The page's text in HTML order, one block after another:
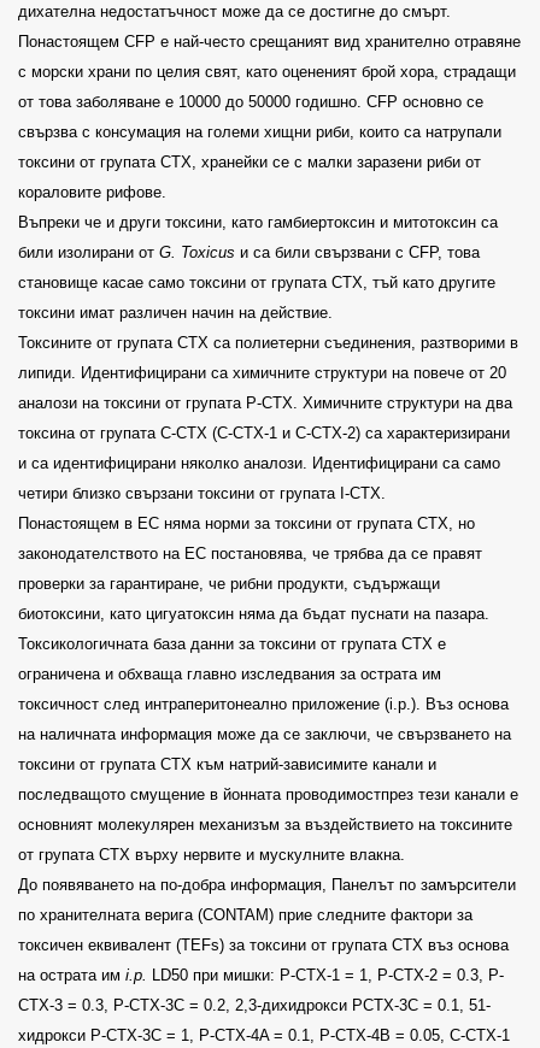
дихателна недостатъчност може да се достигне до смърт.
Понастоящем CFP е най-често срещаният вид хранително отравяне
с морски храни по целия свят, като оцененият брой хора, страдащи
от това заболяване е 10000 до 50000 годишно. CFP основно се
свързва с консумация на големи хищни риби, които са натрупали
токсини от групата СТХ, хранейки се с малки заразени риби от
кораловите рифове.
Въпреки че и други токсини, като гамбиертоксин и митотоксин са
били изолирани от G. Toxicus и са били свързвани с CFP, това
становище касае само токсини от групата CTX, тъй като другите
токсини имат различен начин на действие.
Токсините от групата CTX са полиетерни съединения, разтворими в
липиди. Идентифицирани са химичните структури на повече от 20
аналози на токсини от групата P-CTX. Химичните структури на два
токсина от групата C-CTX (C-CTX-1 и C-CTX-2) са характеризирани
и са идентифицирани няколко аналози. Идентифицирани са само
четири близко свързани токсини от групата I-CTX.
Понастоящем в ЕС няма норми за токсини от групата CTX, но
законодателството на ЕС постановява, че трябва да се правят
проверки за гарантиране, че рибни продукти, съдържащи
биотоксини, като цигуатоксин няма да бъдат пуснати на пазара.
Токсикологичната база данни за токсини от групата CTX е
ограничена и обхваща главно изследвания за острата им
токсичност след интраперитонеално приложение (i.p.). Въз основа
на наличната информация може да се заключи, че свързването на
токсини от групата СТХ към натрий-зависимите канали и
последващото смущение в йонната проводимостпрез тези канали е
основният молекулярен механизъм за въздействието на токсините
от групата СТХ върху нервите и мускулните влакна.
До появяването на по-добра информация, Панелът по замърсители
по хранителната верига (CONTAM) прие следните фактори за
токсичен еквивалент (TEFs) за токсини от групата СТХ въз основа
на острата им i.p.
LD50 при мишки: P-CTX-1 = 1, P-CTX-2 = 0.3, P-
CTX-3 = 0.3, P-CTX-3C = 0.2, 2,3-дихидрокси PCTX-3C = 0.1, 51-
хидрокси P-CTX-3C = 1, P-CTX-4A = 0.1, P-CTX-4B = 0.05, C-CTX-1